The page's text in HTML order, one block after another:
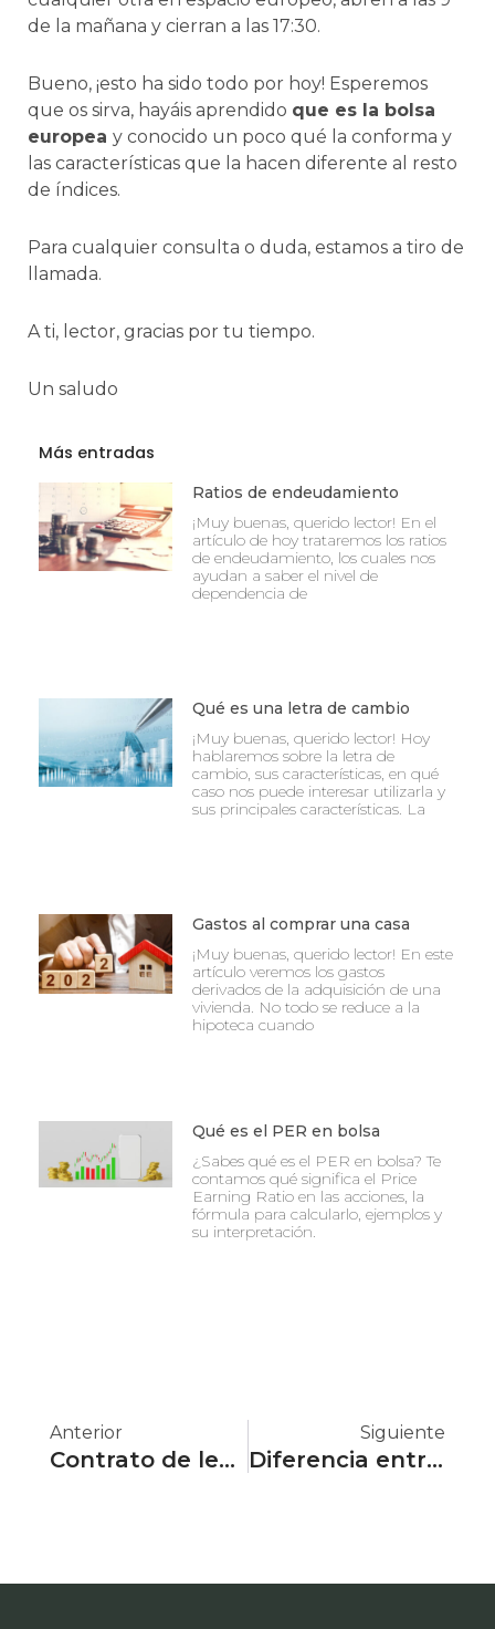
de la mañana y cierran a las 17:30.
Bueno, ¡esto ha sido todo por hoy! Esperemos
que os sirva, hayáis aprendido que es la bolsa
europea y conocido un poco qué la conforma y
las características que la hacen diferente al resto
de índices.
Para cualquier consulta o duda, estamos a tiro de
llamada.
A ti, lector, gracias por tu tiempo.
Un saludo
Más entradas
Ratios de endeudamiento
¡Muy buenas, querido lector! En el
artículo de hoy trataremos los ratios
de endeudamiento, los cuales nos
ayudan a saber el nivel de
dependencia de
Qué es una letra de cambio
¡Muy buenas, querido lector! Hoy
hablaremos sobre la letra de
cambio, sus características, en qué
caso nos puede interesar utilizarla y
sus principales características. La
Gastos al comprar una casa
¡Muy buenas, querido lector! En este
artículo veremos los gastos
derivados de la adquisición de una
vivienda. No todo se reduce a la
hipoteca cuando
Qué es el PER en bolsa
¿Sabes qué es el PER en bolsa? Te
contamos qué significa el Price
Earning Ratio en las acciones, la
fórmula para calcularlo, ejemplos y
su interpretación.
Anterior
Contrato de leasing
Siguiente
Diferencia entre contrato de leasing y renting